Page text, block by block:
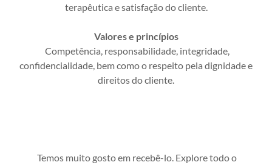
terapêutica e satisfação do cliente.
Valores e princípios
Competência, responsabilidade, integridade,
confidencialidade, bem como o respeito pela dignidade e
direitos do cliente.
Temos muito gosto em recebê-lo. Explore todo o